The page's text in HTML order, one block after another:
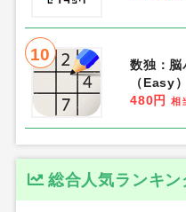
10
数独：脳
（Easy
480円
相
総合人気ランキン